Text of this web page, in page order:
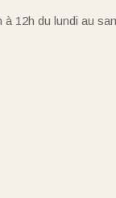
à 12h du lundi au